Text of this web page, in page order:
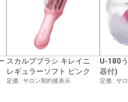
スカルプブラシ キレイニ
レギュラーソフト ピンク
定価 : サロン契約後表示
U-180
器付)
定価 : サ